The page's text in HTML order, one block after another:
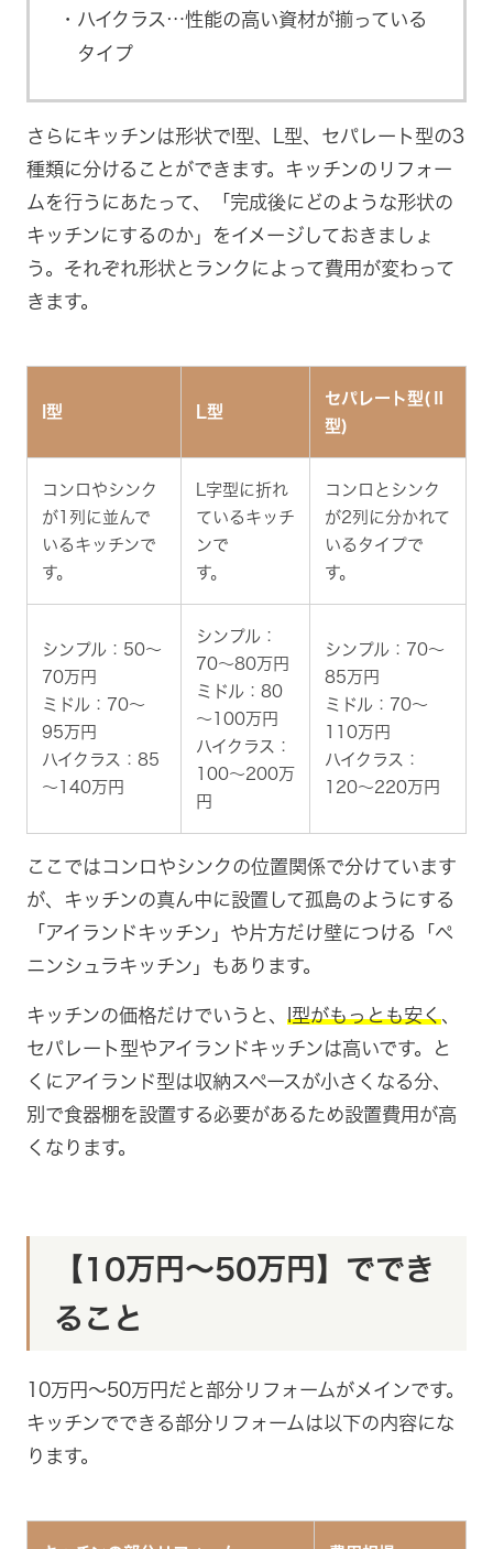
ハイクラス…性能の高い資材が揃っている
タイプ
さらにキッチンは形状でI型、L型、セパレート型の3
種類に分けることができます。キッチンのリフォー
ムを行うにあたって、「完成後にどのような形状の
キッチンにするのか」をイメージしておきましょ
う。それぞれ形状とランクによって費用が変わって
きます。
I型 L型
セパレート型(Ⅱ
型)
コンロやシンク
が1列に並んで
いるキッチンで
す。
L字型に折れ
ているキッチ
ンで
す。
コンロとシンク
が2列に分かれて
いるタイプで
す。
シンプル：50～
70万円
ミドル：70～
95万円
ハイクラス：85
～140万円
シンプル：
70～80万円
ミドル：80
～100万円
ハイクラス：
100～200万
円
シンプル：70～
85万円
ミドル：70～
110万円
ハイクラス：
120～220万円
ここではコンロやシンクの位置関係で分けています
が、キッチンの真ん中に設置して孤島のようにする
「アイランドキッチン」や片方だけ壁につける「ペ
ニンシュラキッチン」もあります。
キッチンの価格だけでいうと、 I型がもっとも安く、
セパレート型やアイランドキッチンは高いです。と
くにアイランド型は収納スペースが小さくなる分、
別で食器棚を設置する必要があるため設置費用が高
くなります。
【10万円～50万円】ででき
ること
10万円～50万円だと部分リフォームがメインです。
キッチンでできる部分リフォームは以下の内容にな
ります。